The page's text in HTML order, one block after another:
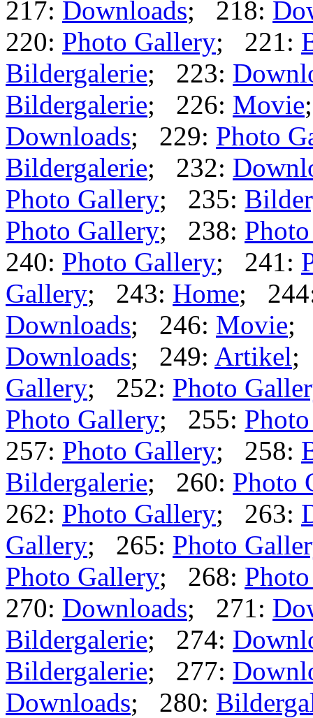
217: Downloads; 218:
220: Photo Gallery; 221:
Bildergalerie; 223:
Bildergalerie; 226: Movie
Downloads; 229: Photo
Bildergalerie; 232:
Photo Gallery; 235:
Photo Gallery; 238:
240: Photo Gallery; 241:
Gallery; 243: Home;
Downloads; 246: Movie;
Downloads; 249: Artikel;
Gallery; 252: Photo
Photo Gallery; 255:
257: Photo Gallery; 258:
Bildergalerie; 260: Photo
262: Photo Gallery; 263:
Gallery; 265: Photo
Photo Gallery; 268:
270: Downloads; 271:
Bildergalerie; 274:
Bildergalerie; 277:
Downloads; 280: